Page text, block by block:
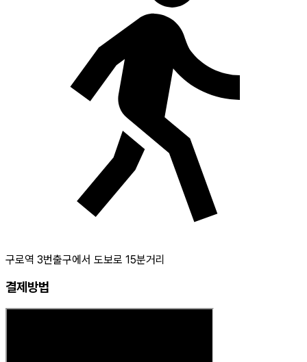
구로역 3번출구에서 도보로 15분거리
결제방법